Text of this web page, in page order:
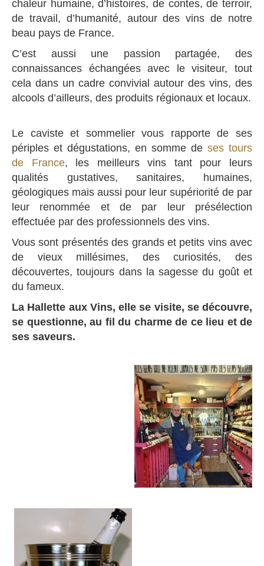
chaleur humaine, d’histoires, de contes, de terroir,
de travail, d’humanité, autour des vins de notre
beau pays de France.
C’est aussi une passion partagée, des
connaissances échangées avec le visiteur, tout
cela dans un cadre convivial autour des vins, des
alcools d’ailleurs, des produits régionaux et locaux.
Le caviste et sommelier vous rapporte de ses
périples et dégustations, en somme de ses tours
de France, les meilleurs vins tant pour leurs
qualités gustatives, sanitaires, humaines,
géologiques mais aussi pour leur supériorité de par
leur renommée et de par leur présélection
effectuée par des professionnels des vins.
Vous sont présentés des grands et petits vins avec
de vieux millésimes, des curiosités, des
découvertes, toujours dans la sagesse du goût et
du fameux.
La Hallette aux Vins, elle se visite, se découvre,
se questionne, au fil du charme de ce lieu et de
ses saveurs.